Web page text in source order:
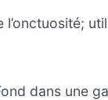
l’onctuosité;
dans une